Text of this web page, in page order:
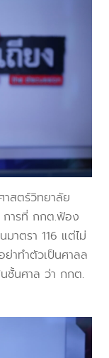
สตร์วิทยาลัย
การที่ กกต.ฟ้อง
าตรา 116 แต่ไม่
ย่าทำตัวเป็นศาลล
ชั้นศาล ว่า กกต.